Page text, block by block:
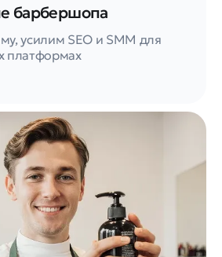
барбершопа
усилим SEO и SMM для
платформах